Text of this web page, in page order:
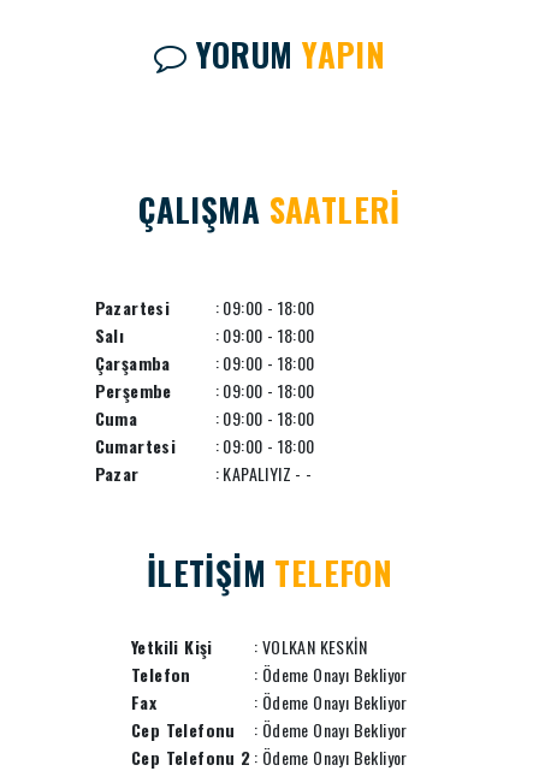
YORUMYAPIN
ÇALIŞMA SAATLERİ
Pazartesi
: 09:00 - 18:00
Salı
: 09:00 - 18:00
Çarşamba
: 09:00 - 18:00
Perşembe
: 09:00 - 18:00
Cuma
: 09:00 - 18:00
Cumartesi
: 09:00 - 18:00
Pazar
: KAPALIYIZ - -
İLETİŞİM TELEFON
Yetkili Kişi
: VOLKAN KESKİN
Telefon
: Ödeme Onayı Bekliyor
Fax
: Ödeme Onayı Bekliyor
Cep Telefonu
: Ödeme Onayı Bekliyor
Cep Telefonu 2: Ödeme Onayı Bekliyor